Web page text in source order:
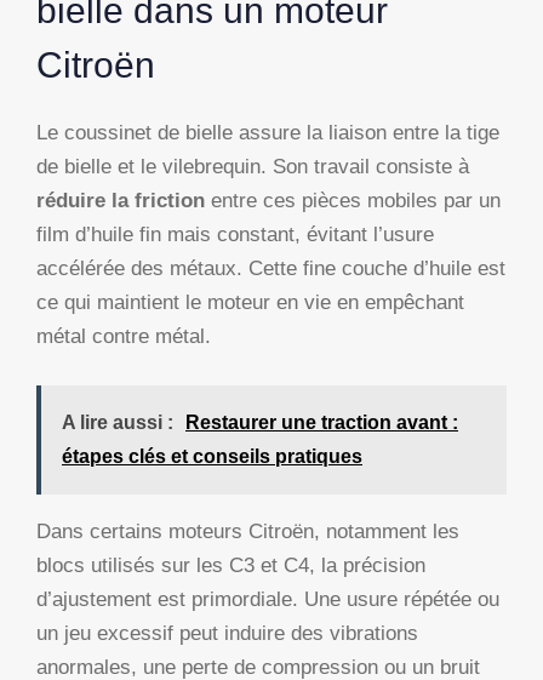
bielle dans un moteur
Citroën
Le coussinet de bielle assure la liaison entre la tige
de bielle et le vilebrequin. Son travail consiste à
réduire la friction entre ces pièces mobiles par un
film d’huile fin mais constant, évitant l’usure
accélérée des métaux. Cette fine couche d’huile est
ce qui maintient le moteur en vie en empêchant
métal contre métal.
A lire aussi :
Restaurer une traction avant :
étapes clés et conseils pratiques
Dans certains moteurs Citroën, notamment les
blocs utilisés sur les C3 et C4, la précision
d’ajustement est primordiale. Une usure répétée ou
un jeu excessif peut induire des vibrations
anormales, une perte de compression ou un bruit